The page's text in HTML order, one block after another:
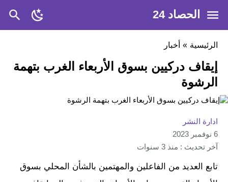
الحصاد 24
الرئيسية » أخبار
إيقاف دركيين بسوق الأربعاء الغرب بتهمة
الرشوة
ادارة النشر
6 نوفمبر 2023
آخر تحديث : منذ 3 سنوات
تابع العديد من الفاعلين والمهتمين بالشأن المحلي بسوق